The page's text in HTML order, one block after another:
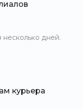
несколько дней.
курьера